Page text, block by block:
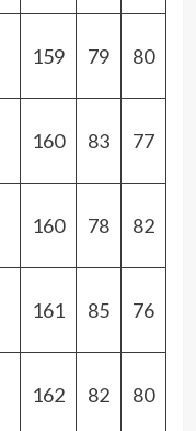
159 79 80
160 83 77
160 78 82
161 85 76
162 82 80